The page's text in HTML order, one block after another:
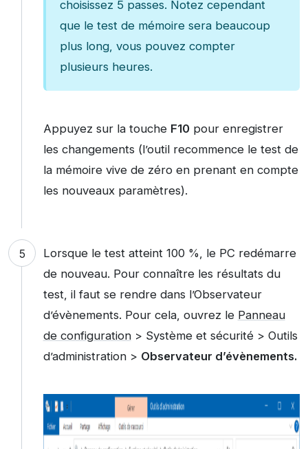
choisissez 5 passes. Notez cependant
que le test de mémoire sera beaucoup
plus long, vous pouvez compter
plusieurs heures.
Appuyez sur la touche F10pour enregistrer
les changements (l’outil recommence le test de
la mémoire vive de zéro en prenant en compte
les nouveaux paramètres).
Lorsque le test atteint 100 %, le PC redémarre
de nouveau. Pour connaître les résultats du
test, il faut se rendre dans l’Observateur
d’évènements. Pour cela, ouvrez le Panneau
de configuration> Système et sécurité > Outils
d’administration > Observateur d’évènements.